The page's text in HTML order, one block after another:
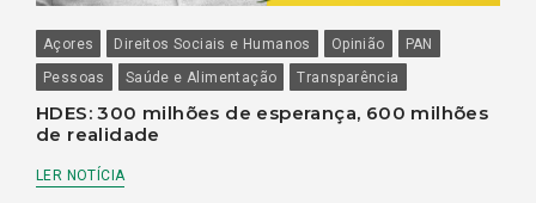
Açores Direitos Sociais e Humanos Opinião
PAN
Pessoas
Saúde e Alimentação Transparência
HDES: 300 milhões de esperança, 600 milhões
de realidade
LER NOTÍCIA